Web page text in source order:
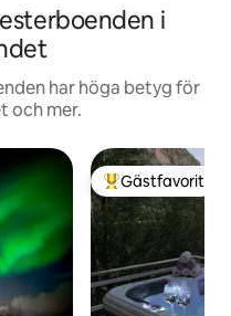
i
har höga betyg för
och mer.
Populär
Gästfavorit